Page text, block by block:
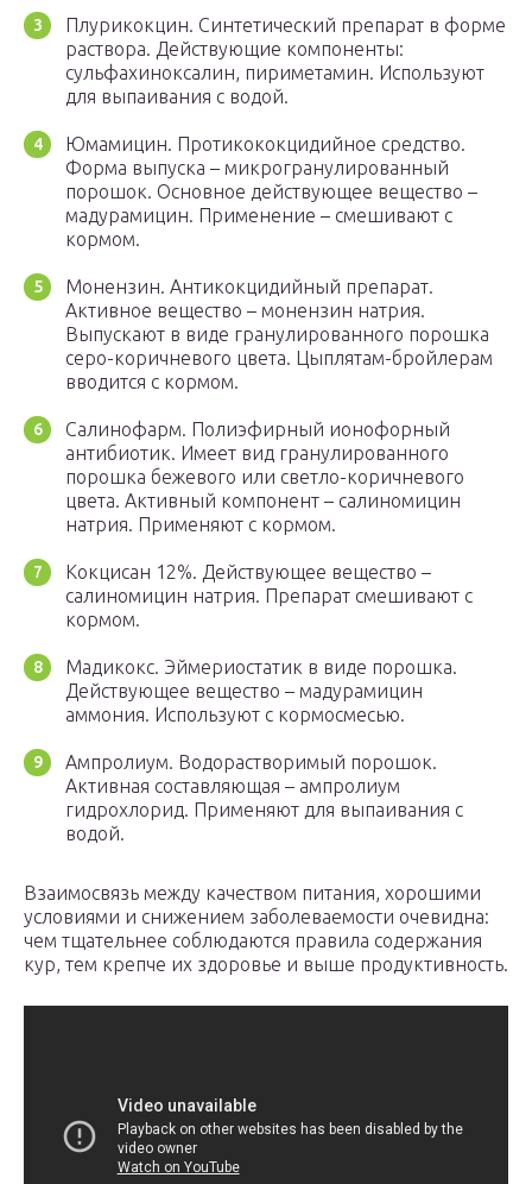
Плурикокцин. Синтетический препарат в форме
раствора. Действующие компоненты:
сульфахиноксалин, пириметамин. Используют
для выпаивания с водой.
Юмамицин. Протикококцидийное средство.
Форма выпуска – микрогранулированный
порошок. Основное действующее вещество –
мадурамицин. Применение – смешивают с
кормом.
Монензин. Антикокцидийный препарат.
Активное вещество – монензин натрия.
Выпускают в виде гранулированного порошка
серо-коричневого цвета. Цыплятам-бройлерам
вводится с кормом.
Салинофарм. Полиэфирный ионофорный
антибиотик. Имеет вид гранулированного
порошка бежевого или светло-коричневого
цвета. Активный компонент – салиномицин
натрия. Применяют с кормом.
Кокцисан 12%. Действующее вещество –
салиномицин натрия. Препарат смешивают с
кормом.
Мадикокс. Эймериостатик в виде порошка.
Действующее вещество – мадурамицин
аммония. Используют с кормосмесью.
Ампролиум. Водорастворимый порошок.
Активная составляющая – ампролиум
гидрохлорид. Применяют для выпаивания с
водой.
Взаимосвязь между качеством питания, хорошими
условиями и снижением заболеваемости очевидна:
чем тщательнее соблюдаются правила содержания
кур, тем крепче их здоровье и выше продуктивность.